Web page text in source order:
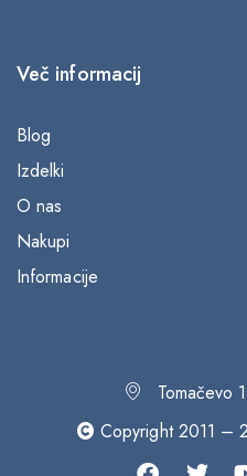
Več informacij
Blog
Izdelki
O nas
Nakupi
Informacije
Tomačevo
Copyright 2011 –